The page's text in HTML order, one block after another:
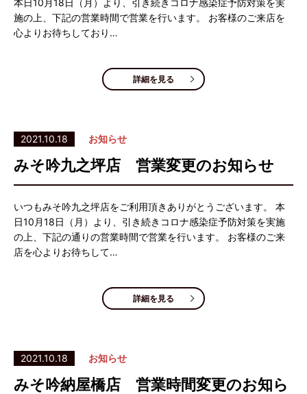
本日10月18日（月）より、引き続きコロナ感染症予防対策を実
施の上、下記の営業時間で営業を行います。 お客様のご来店を
心よりお待ちしており…
詳細を見る
2021.10.18 お知らせ
みそ吟九之坪店 営業変更のお知らせ
いつもみそ吟九之坪店をご利用頂きありがとうございます。 本
日10月18日（月）より、引き続きコロナ感染症予防対策を実施
の上、下記の通りの営業時間で営業を行います。 お客様のご来
店を心よりお待ちして…
詳細を見る
2021.10.18 お知らせ
みそ吟納屋橋店 営業時間変更のお知ら